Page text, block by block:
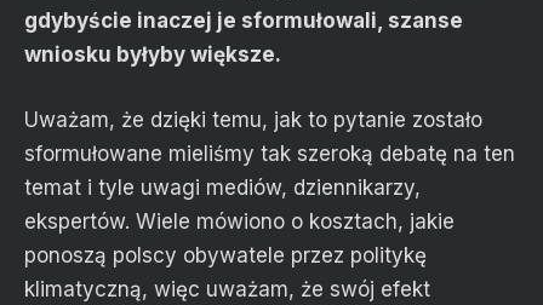
gdybyście inaczej je sformułowali, szanse
wniosku byłyby większe.
Uważam, że dzięki temu, jak to pytanie zostało
sformułowane mieliśmy tak szeroką debatę na ten
temat i tyle uwagi mediów, dziennikarzy,
ekspertów. Wiele mówiono o kosztach, jakie
ponoszą polscy obywatele przez politykę
klimatyczną, więc uważam, że swój efekt